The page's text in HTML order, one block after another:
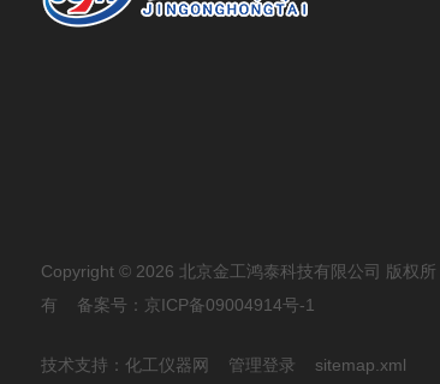
Copyright © 2026 北京金工鸿泰科技有限公司 版权所
有 备案号：京ICP备09004914号-1
技术支持： 化工仪器网 管理登录 sitemap.xml